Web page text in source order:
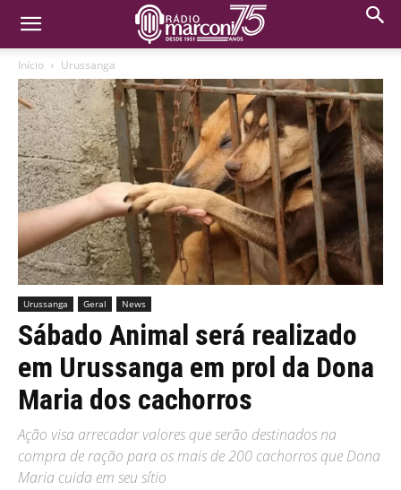
Início Urussanga
Urussanga Geral News
Sábado Animal será realizado
em Urussanga em prol da Dona
Maria dos cachorros
Ação visa arrecadar valores que serão destinados na
compra de ração para os mais de 200 cachorros que Dona
Maria cuida em seu sítio